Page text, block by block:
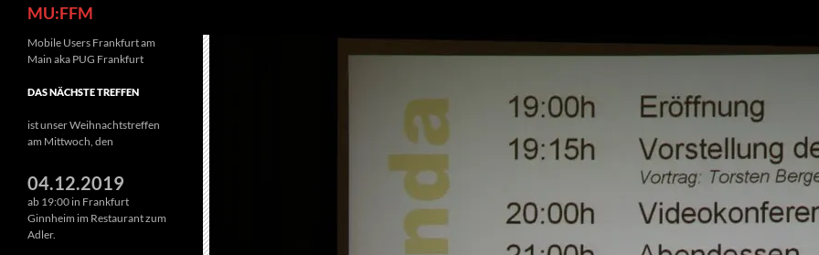
MU:FFM
Mobile Users Frankfurt am
Main aka PUG Frankfurt
DAS NÄCHSTE TREFFEN
ist unser Weihnachtstreffen
am Mittwoch, den
04.12.2019
ab 19:00 in Frankfurt
Ginnheim im Restaurant zum
Adler.